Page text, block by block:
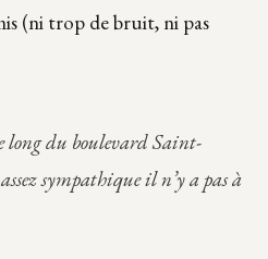
(ni trop de bruit, ni pas
long du boulevard Saint-
sympathique il n’y a pas à